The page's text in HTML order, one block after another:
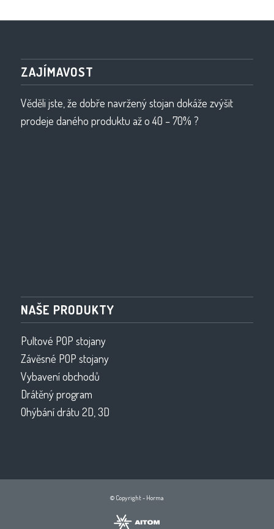
ZAJÍMAVOST
Věděli jste, že dobře navržený stojan dokáže zvýšit
prodeje daného produktu až o 40 – 70% ?
NAŠE PRODUKTY
Pultové POP stojany
Závěsné POP stojany
Vybavení obchodů
Drátěný program
Ohýbání drátu 2D, 3D
© Copyright - Horma